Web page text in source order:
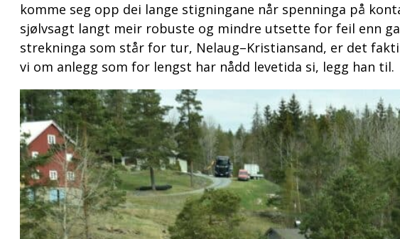
komme seg opp dei lange stigningane når spenninga på
sjølvsagt langt meir robuste og mindre utsette for feil enn
strekninga som står for tur, Nelaug–Kristiansand, er det
vi om anlegg som for lengst har nådd levetida si, legg han til.